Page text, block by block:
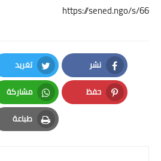
https://sened.ngo/s/66
نشر
Facebook
تغريد
Twitter
حفظ
Pinterest
مشاركة
Whatsapp
طباعة
Print